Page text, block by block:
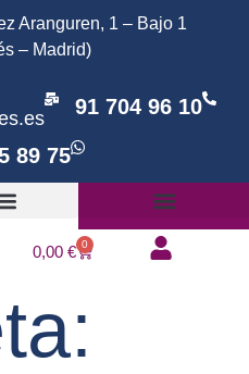
Aranguren, 1 – Bajo 1
– Madrid)
91 704 96 10
89 75
0,00 € 0